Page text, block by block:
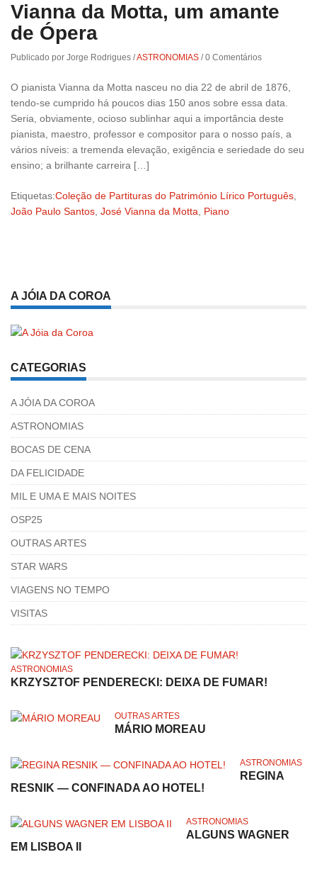
Vianna da Motta, um amante
de Ópera
Publicado por Jorge Rodrigues /ASTRONOMIAS /0 Comentários
O pianista Vianna da Motta nasceu no dia 22 de abril de 1876,
tendo-se cumprido há poucos dias 150 anos sobre essa data.
Seria, obviamente, ocioso sublinhar aqui a importância deste
pianista, maestro, professor e compositor para o nosso país, a
vários níveis: a tremenda elevação, exigência e seriedade do seu
ensino; a brilhante carreira […]
Etiquetas:Coleção de Partituras do Património Lírico Português,
João Paulo Santos, José Vianna da Motta, Piano
A JÓIA DA COROA
CATEGORIAS
A JÓIA DA COROA
ASTRONOMIAS
BOCAS DE CENA
DA FELICIDADE
MIL E UMA E MAIS NOITES
OSP25
OUTRAS ARTES
STAR WARS
VIAGENS NO TEMPO
VISITAS
ASTRONOMIAS
KRZYSZTOF PENDERECKI: DEIXA DE FUMAR!
OUTRAS ARTES
MÁRIO MOREAU
ASTRONOMIAS
REGINA
RESNIK — CONFINADA AO HOTEL!
ASTRONOMIAS
ALGUNS WAGNER
EM LISBOA II